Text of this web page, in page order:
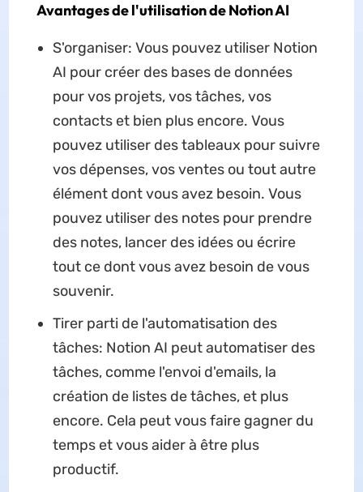
Avantages de l'utilisation de Notion AI
S'organiser: Vous pouvez utiliser Notion
AI pour créer des bases de données
pour vos projets, vos tâches, vos
contacts et bien plus encore. Vous
pouvez utiliser des tableaux pour suivre
vos dépenses, vos ventes ou tout autre
élément dont vous avez besoin. Vous
pouvez utiliser des notes pour prendre
des notes, lancer des idées ou écrire
tout ce dont vous avez besoin de vous
souvenir.
Tirer parti de l'automatisation des
tâches: Notion AI peut automatiser des
tâches, comme l'envoi d'emails, la
création de listes de tâches, et plus
encore. Cela peut vous faire gagner du
temps et vous aider à être plus
productif.